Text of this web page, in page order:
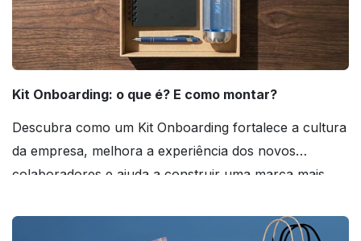
Kit Onboarding: o que é? E como montar?
Descubra como um Kit Onboarding fortalece a cultura
da empresa, melhora a experiência dos novos
colaboradores e ajuda a construir uma marca mais